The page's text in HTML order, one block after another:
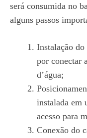
será consumida no
alguns passos
Instalação do
por conectar
d’água;
instalada em
acesso para
Conexão do